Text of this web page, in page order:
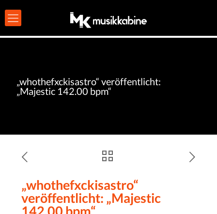
„whothefxckisastro“ veröffentlicht:
„Majestic 142.00 bpm“
„whothefxckisastro“
veröffentlicht: „Majestic